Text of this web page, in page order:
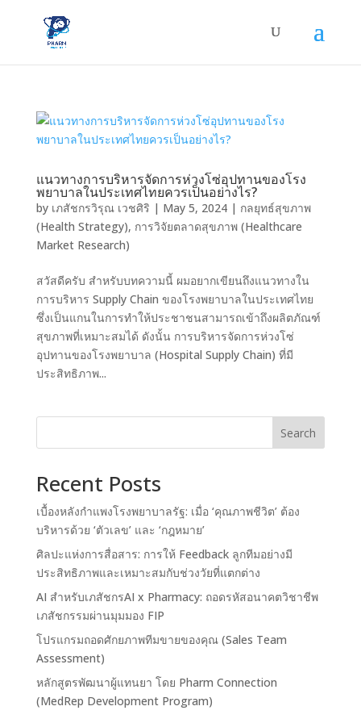
แนวทางการบริหารจัดการห่วงโซ่อุปทานของโรง
พยาบาลในประเทศไทยควรเป็นอย่างไร?
by เภสัชกรวิรุณ เวชศิริ | May 5, 2024| กลยุทธ์สุขภาพ
(Health Strategy), การวิจัยตลาดสุขภาพ (Healthcare
Market Research)
สวัสดีครับ สำหรับบทความนี้ ผมอยากเขียนถึงแนวทางใน
การบริหาร Supply Chain ของโรงพยาบาลในประเทศไทย
ซึ่งเป็นแกนในการทำให้ประชาชนสามารถเข้าถึงผลิตภัณฑ์
สุขภาพที่เหมาะสมได้ ดังนั้น การบริหารจัดการห่วงโซ่
อุปทานของโรงพยาบาล (Hospital Supply Chain) ที่มี
ประสิทธิภาพ...
Search
Recent Posts
เบื้องหลังกำแพงโรงพยาบาลรัฐ: เมื่อ ‘คุณภาพชีวิต’ ต้อง
บริหารด้วย ‘ตัวเลข’ และ ‘กฎหมาย’
ศิลปะแห่งการสื่อสาร: การให้ Feedback ลูกทีมอย่างมี
ประสิทธิภาพและเหมาะสมกับช่วงวัยที่แตกต่าง
AI สำหรับเภสัชกรAI x Pharmacy: ถอดรหัสอนาคตวิชาชีพ
เภสัชกรรมผ่านมุมมอง FIP
โปรแกรมถอดศักยภาพทีมขายของคุณ (Sales Team
Assessment)
หลักสูตรพัฒนาผู้แทนยา โดย Pharm Connection
(MedRep Development Program)